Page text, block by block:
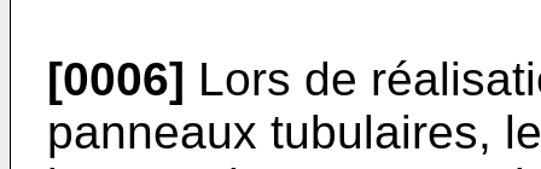
[0006] Lors de
panneaux tubulaires,